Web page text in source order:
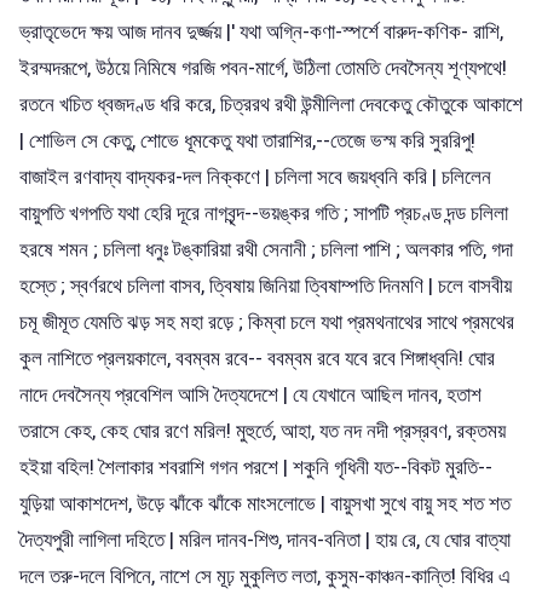
ভ্রাতৃভেদে ক্ষয় আজ দানব দুর্জ্জয় |' যথা অগ্নি-কণা-স্পর্শে বারুদ-কণিক- রাশি,
ইরম্মদরূপে, উঠয়ে নিমিষে গরজি পবন-মার্গে, উঠিলা তোমতি দেবসৈন্য শূণ্যপথে!
রতনে খচিত ধ্বজদণ্ড ধরি করে, চিত্ররথ রথী উন্মীলিলা দেবকেতু কৌতুকে আকাশে
| শোভিল সে কেতু, শোভে ধূমকেতু যথা তারাশির,--তেজে ভস্ম করি সুররিপু!
বাজাইল রণবাদ্য বাদ্যকর-দল নিক্কণে | চলিলা সবে জয়ধ্বনি করি | চলিলেন
বায়ুপতি খগপতি যথা হেরি দূরে নাগবৃন্দ--ভয়ঙ্কর গতি ; সাপটি প্রচণ্ড দন্ড চলিলা
হরষে শমন ; চলিলা ধনুঃ টঙ্কারিয়া রথী সেনানী ; চলিলা পাশি ; অলকার পতি, গদা
হস্তে ; স্বর্ণরথে চলিলা বাসব, ত্বিষায় জিনিয়া ত্বিষাম্পতি দিনমণি | চলে বাসবীয়
চমূ জীমূত যেমতি ঝড় সহ মহা রড়ে ; কিম্বা চলে যথা প্রমথনাথের সাথে প্রমথের
কুল নাশিতে প্রলয়কালে, ববম্বম রবে-- ববম্বম রবে যবে রবে শিঙ্গাধ্বনি! ঘোর
নাদে দেবসৈন্য প্রবেশিল আসি দৈত্যদেশে | যে যেখানে আছিল দানব, হতাশ
তরাসে কেহ, কেহ ঘোর রণে মরিল! মুহুর্তে, আহা, যত নদ নদী প্রস্রবণ, রক্তময়
হইয়া বহিল! শৈলাকার শবরাশি গগন পরশে | শকুনি গৃধিনী যত--বিকট মুরতি--
যুড়িয়া আকাশদেশ, উড়ে ঝাঁকে ঝাঁকে মাংসলোভে | বায়ুসখা সুখে বায়ু সহ শত শত
দৈত্যপুরী লাগিলা দহিতে | মরিল দানব-শিশু, দানব-বনিতা | হায় রে, যে ঘোর বাত্যা
দলে তরু-দলে বিপিনে, নাশে সে মূঢ় মুকুলিত লতা, কুসুম-কাঞ্চন-কান্তি! বিধির এ